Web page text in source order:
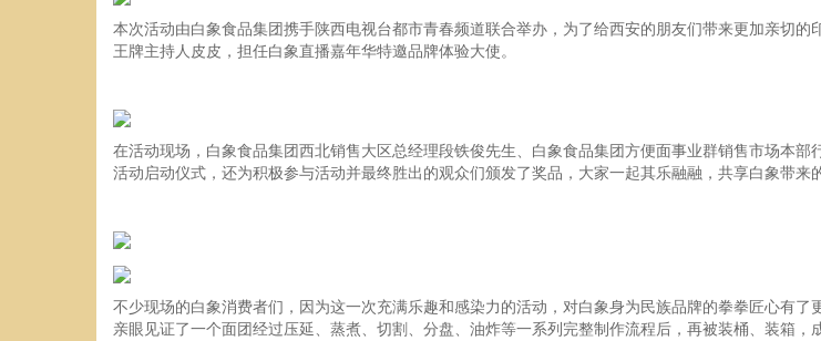
本次活动由白象食品集团携手陕西电视台都市青春频道联合举办，为了给西安的朋友们带来更加亲切
王牌主持人皮皮，担任白象直播嘉年华特邀品牌体验大使。
在活动现场，白象食品集团西北销售大区总经理段铁俊先生、白象食品集团方便面事业群销售市场本
活动启动仪式，还为积极参与活动并最终胜出的观众们颁发了奖品，大家一起其乐融融，共享白象带来
不少现场的白象消费者们，因为这一次充满乐趣和感染力的活动，对白象身为民族品牌的拳拳匠心有
亲眼见证了一个面团经过压延、蒸煮、切割、分盘、油炸等一系列完整制作流程后，再被装桶、装箱，